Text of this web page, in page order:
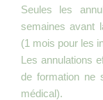
Seules les
semaines avant
(1 mois pour les
Les annulations
de formation ne
médical).